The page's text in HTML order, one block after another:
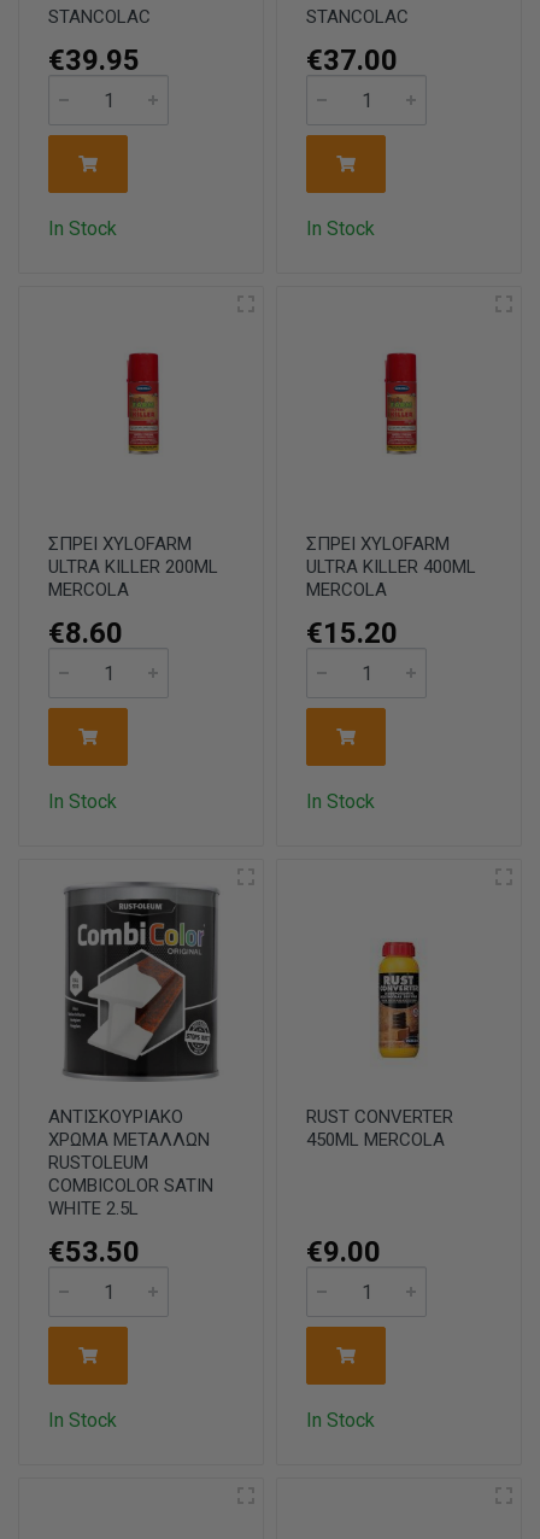
STANCOLAC
€39.95
In Stock
STANCOLAC
€37.00
In Stock
ΣΠΡΕΙ XYLOFARM
ULTRA KILLER 200ML
MERCOLA
€8.60
In Stock
ΣΠΡΕΙ XYLOFARM
ULTRA KILLER 400ML
MERCOLA
€15.20
In Stock
ΑΝΤΙΣΚΟΥΡΙΑΚΟ
ΧΡΩΜΑ ΜΕΤΑΛΛΩΝ
RUSTOLEUM
COMBICOLOR SATIN
WHITE 2.5L
€53.50
In Stock
RUST CONVERTER
450ML MERCOLA
€9.00
In Stock